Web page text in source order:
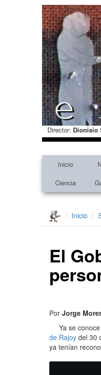
Director: Dionisio
Inicio
Ciencia
Inicio
El
Por Jorge
Ya se conoce
de Rajoy del 30
ya tenían